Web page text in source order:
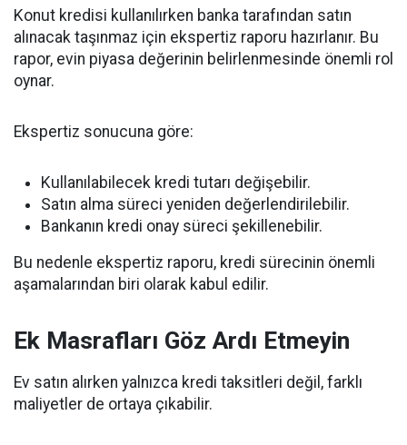
Konut kredisi kullanılırken banka tarafından satın
alınacak taşınmaz için ekspertiz raporu hazırlanır. Bu
rapor, evin piyasa değerinin belirlenmesinde önemli rol
oynar.
Ekspertiz sonucuna göre:
Kullanılabilecek kredi tutarı değişebilir.
Satın alma süreci yeniden değerlendirilebilir.
Bankanın kredi onay süreci şekillenebilir.
Bu nedenle ekspertiz raporu, kredi sürecinin önemli
aşamalarından biri olarak kabul edilir.
Ek Masrafları Göz Ardı Etmeyin
Ev satın alırken yalnızca kredi taksitleri değil, farklı
maliyetler de ortaya çıkabilir.